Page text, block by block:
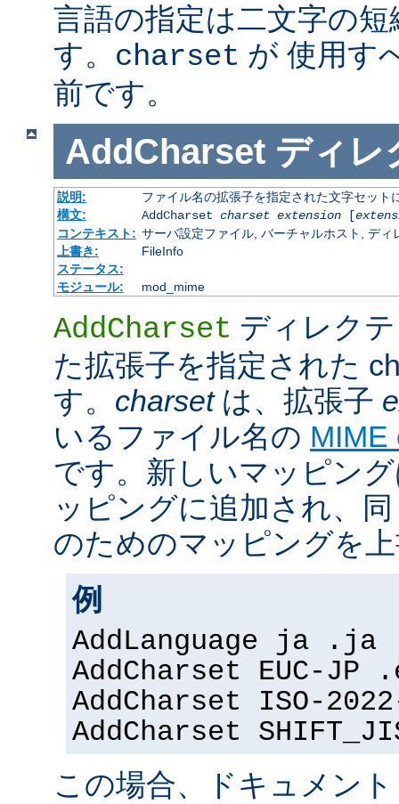
言語の指定は二文字の
す。 charset が 使用す
前です。
AddCharset ディレ
説明:
ファイル名の拡張子を指定された文字セット
構文:
AddCharset charset extension[
コンテキスト: サーバ設定ファイル, バーチャルホスト, ディ
上書き:
FileInfo
ステータス:
モジュール:
mod_mime
AddCharset ディレク
た拡張子を指定された
す。 charsetは、拡張子
いるファイル名の MIME
です。新しいマッピン
ッピングに追加され、
のためのマッピングを
例
AddLanguage ja .ja
AddCharset EUC-JP
AddCharset ISO-
AddCharset
この場合、ドキュメン